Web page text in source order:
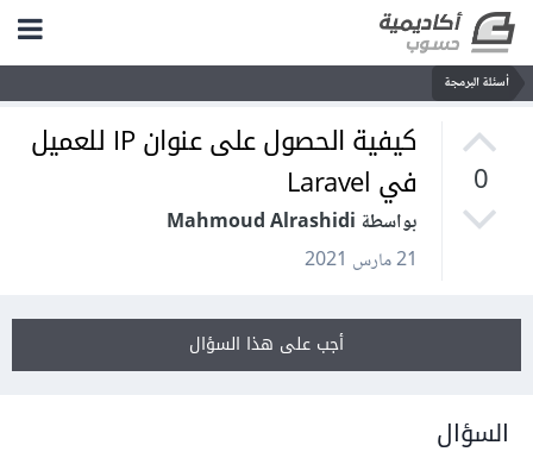
أسئلة البرمجة
0
كيفية الحصول على عنوان IP للعميل
في Laravel
بواسطة Mahmoud Alrashidi
21 مارس 2021
أجب على هذا السؤال
السؤال